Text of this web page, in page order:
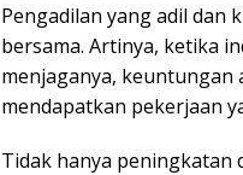
Pengadilan yang adil dan
bersama. Artinya, ketika
menjaganya, keuntungan
mendapatkan pekerjaan
Tidak hanya peningkatan